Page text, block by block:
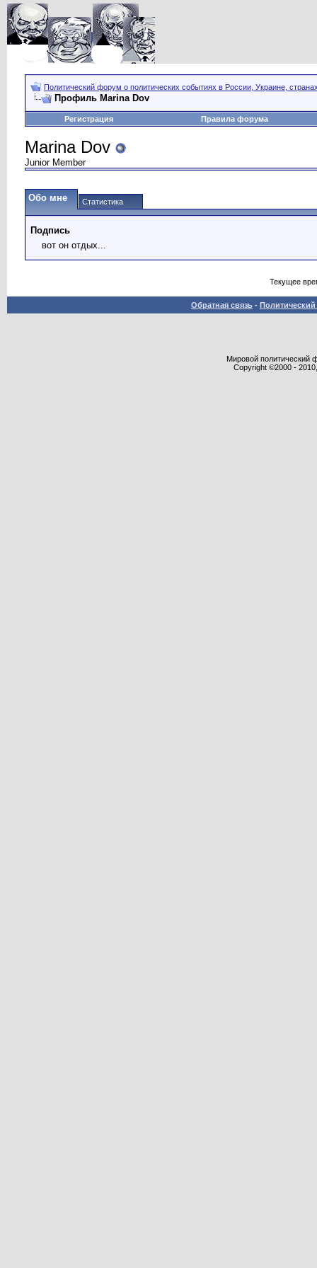
Политический форум о политических событиях в России, Украине,
Профиль Marina Dov
Регистрация Правила форума
Marina Dov
Junior Member
Обо мне Статистика
Подпись
вот он отдых...
Текущее
Обратная связь -
Мировой политический
Copyright ©2000 -